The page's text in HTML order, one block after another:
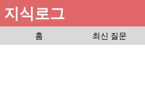
지식로그
홈
최신 질문